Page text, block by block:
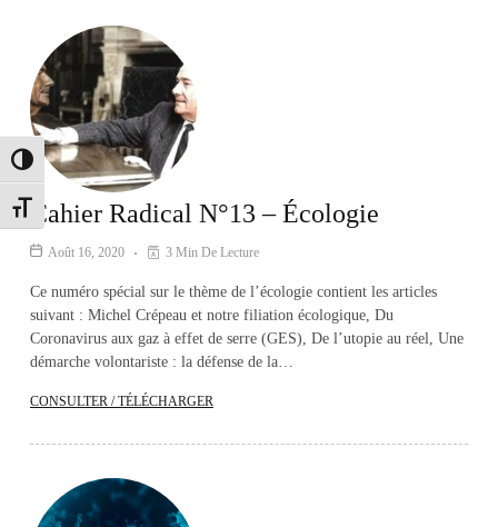
Passer en contraste élevé
Changer la taille de la police
Cahier Radical N°13 – Écologie
Août 16, 2020 3 Min De Lecture
Ce numéro spécial sur le thème de l’écologie contient les articles
suivant : Michel Crépeau et notre filiation écologique, Du
Coronavirus aux gaz à effet de serre (GES), De l’utopie au réel, Une
démarche volontariste : la défense de la…
CONSULTER / TÉLÉCHARGER